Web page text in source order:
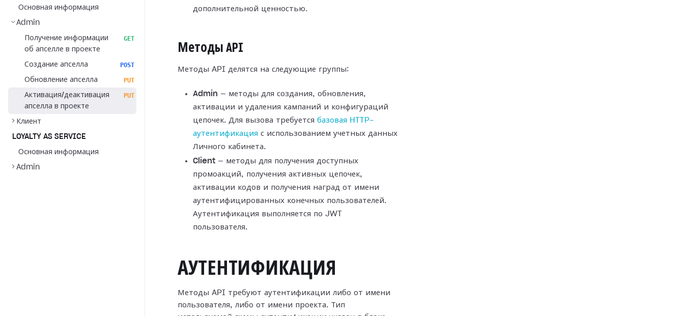
Основная информация
Admin
Получение информации
об апселле в проекте
GET
Создание апселла POST
Обновление апселла PUT
Активация/деактивация
апселла в проекте
PUT
Клиент
LOYALTY AS SERVICE
Основная информация
Admin
дополнительной ценностью.
Методы API
Методы API делятся на следующие группы:
Admin — методы для создания, обновления,
активации и удаления кампаний и конфигураций
цепочек. Для вызова требуется базовая HTTP-
аутентификация с использованием учетных данных
Личного кабинета.
Client — методы для получения доступных
промоакций, получения активных цепочек,
активации кодов и получения наград от имени
аутентифицированных конечных пользователей.
Аутентификация выполняется по JWT
пользователя.
АУТЕНТИФИКАЦИЯ
Методы API требуют аутентификации либо от имени
пользователя, либо от имени проекта. Тип